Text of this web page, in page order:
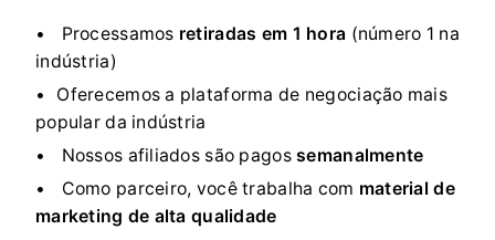
Processamos retiradas em 1 hora (número 1 na
indústria)
Oferecemos a plataforma de negociação mais
popular da indústria
Nossos afiliados são pagossemanalmente
Como parceiro, você trabalha com material de
marketing de alta qualidade